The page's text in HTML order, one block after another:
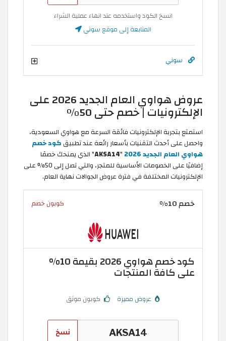
انسخ الكود واستخدمه عند انهاء عملية الشراء
المتابعة إلى موقع سوني
سوني
عروض هواوي العام الجديد 2026 على
الإلكترونيات | خصم حتى 50%
استمتع بتجربة الإلكترونيات فائقة السرعة مع هواوي السعودية،
واحصل على أحدث التقنيات بأسعار رائعة عند تطبيق كود خصم
هواوي العام الجديد 2026
"
AKSA14" الذي يمنحك خصمًا
إضافيًا على الخصومات الأساسية للمتجر، والتي تصل إلى 50% على
الإلكترونيات المختلفة في فترة عروض الجوالات نهاية العام.
خصم 10% كوبون خصم
كود خصم هواوي 2026 بقيمة 10%
على كافة المنتجات
عروض مميزة كوبون موثق
نسخ